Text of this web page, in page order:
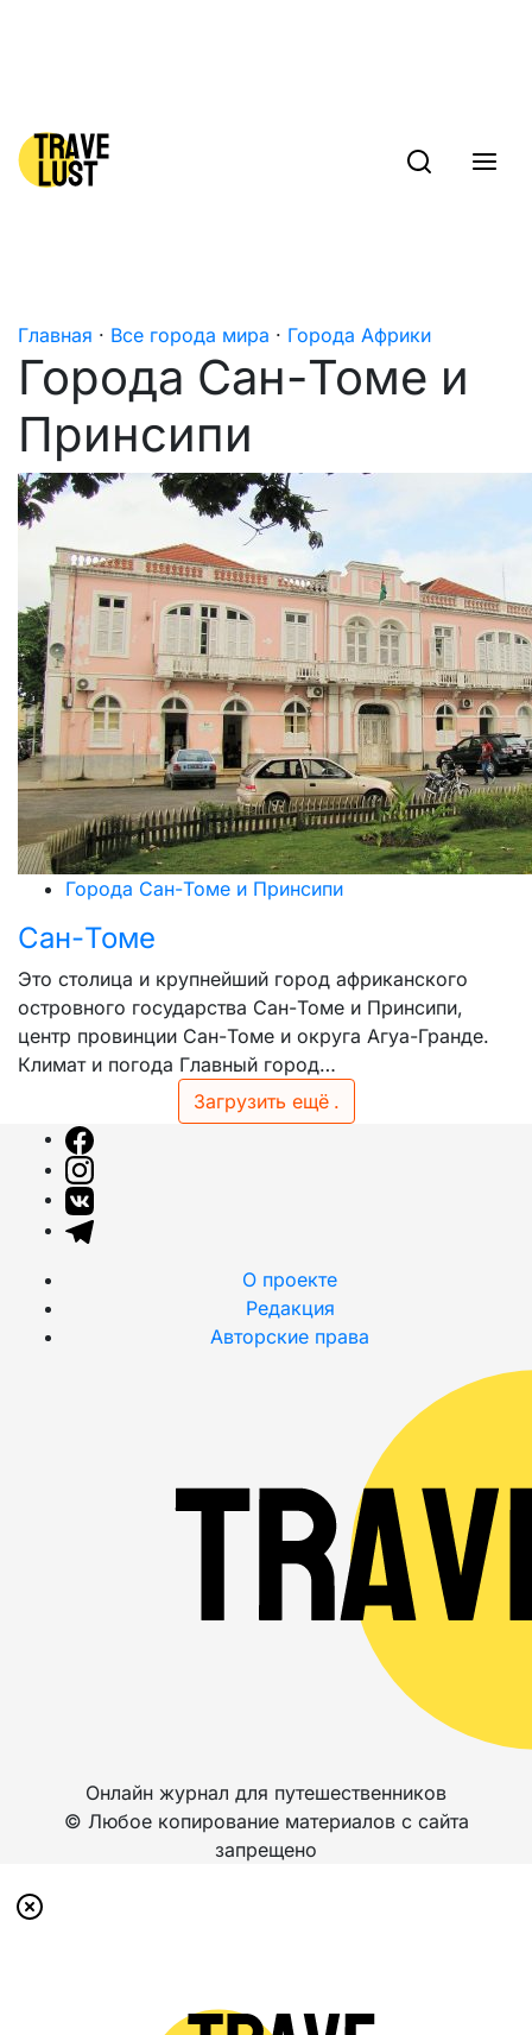
Главная · Все города мира · Города Африки
Города Сан-Томе и
Принсипи
Города Сан-Томе и Принсипи
Сан-Томе
Это столица и крупнейший город африканского
островного государства Сан-Томе и Принсипи,
центр провинции Сан-Томе и округа Агуа-Гранде.
Климат и погода Главный город…
Загрузить ещё .
О проекте
Редакция
Авторские права
Онлайн журнал для путешественников
© Любое копирование материалов с сайта
запрещено